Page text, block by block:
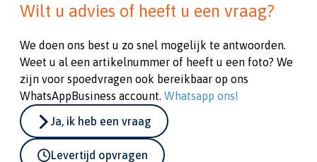
Wilt u advies of heeft u een vraag?
We doen ons best u zo snel mogelijk te antwoorden.
Weet u al een artikelnummer of heeft u een foto? We
zijn voor spoedvragen ook bereikbaar op ons
WhatsAppBusiness account. Whatsapp ons!
Ja, ik heb een vraag
Levertijd opvragen